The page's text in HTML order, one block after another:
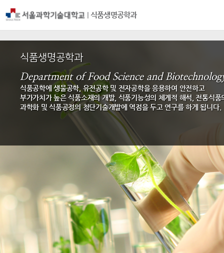
| 식품생명공학과
식품생명공학과
Department of Food Science and
식품공학에 생물공학, 유전공학 및 전자공학을 응용하여 안전하고
부가가치가 높은 식품소재의 개발, 식품기능성의 체계적 해석, 전통식품
과학화 및 식품공정의 첨단기술개발에 역점을 두고 연구를 하게 됩니다.